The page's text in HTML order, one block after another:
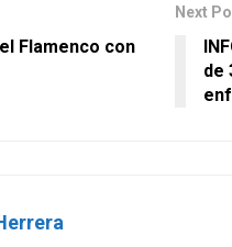
Flamenco con
Next
de